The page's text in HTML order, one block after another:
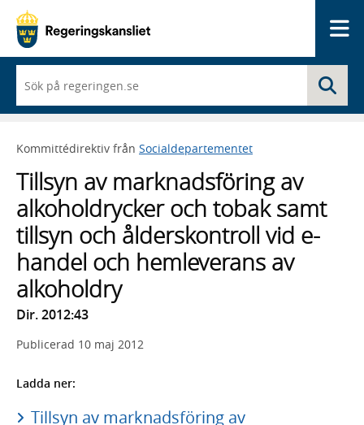
du
börjar
skriva
framträder
lista
med
sökförslag
Kommittédirektiv från Socialdepartementet
Tillsyn av marknadsföring av
alkoholdrycker och tobak samt
tillsyn och ålderskontroll vid e-
handel och hemleverans av
alkoholdry
Dir. 2012:43
Publicerad 10 maj 2012
Ladda ner:
Tillsyn av marknadsföring av